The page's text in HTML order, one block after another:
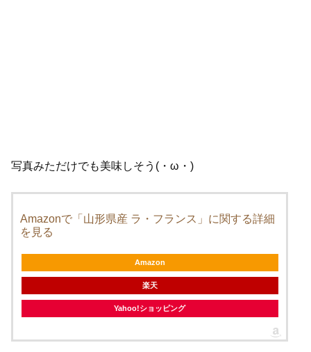
写真みただけでも美味しそう(・ω・)
Amazonで「山形県産 ラ・フランス」に関する詳細
を見る
Amazon
楽天
Yahoo!ショッピング